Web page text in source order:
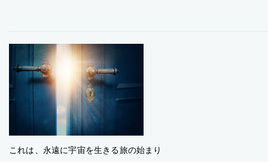
これは、永遠に宇宙を生きる旅の始まり